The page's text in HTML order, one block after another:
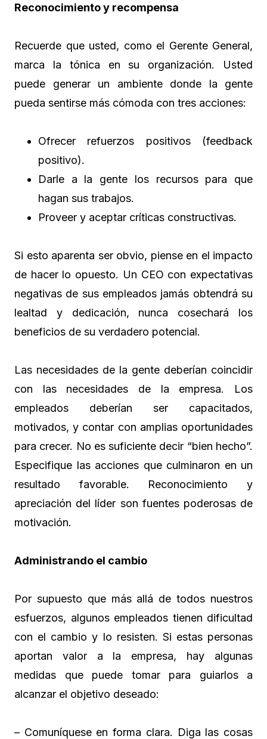
Reconocimiento y recompensa
Recuerde que usted, como el Gerente General,
marca la tónica en su organización. Usted
puede generar un ambiente donde la gente
pueda sentirse más cómoda con tres acciones:
Ofrecer refuerzos positivos (feedback
positivo).
Darle a la gente los recursos para que
hagan sus trabajos.
Proveer y aceptar críticas constructivas.
Si esto aparenta ser obvio, piense en el impacto
de hacer lo opuesto. Un CEO con expectativas
negativas de sus empleados jamás obtendrá su
lealtad y dedicación, nunca cosechará los
beneficios de su verdadero potencial.
Las necesidades de la gente deberían coincidir
con las necesidades de la empresa. Los
empleados deberían ser capacitados,
motivados, y contar con amplias oportunidades
para crecer. No es suficiente decir “bien hecho”.
Especifique las acciones que culminaron en un
resultado favorable. Reconocimiento y
apreciación del líder son fuentes poderosas de
motivación.
Administrando el cambio
Por supuesto que más allá de todos nuestros
esfuerzos, algunos empleados tienen dificultad
con el cambio y lo resisten. Si estas personas
aportan valor a la empresa, hay algunas
medidas que puede tomar para guiarlos a
alcanzar el objetivo deseado:
– Comuníquese en forma clara. Diga las cosas